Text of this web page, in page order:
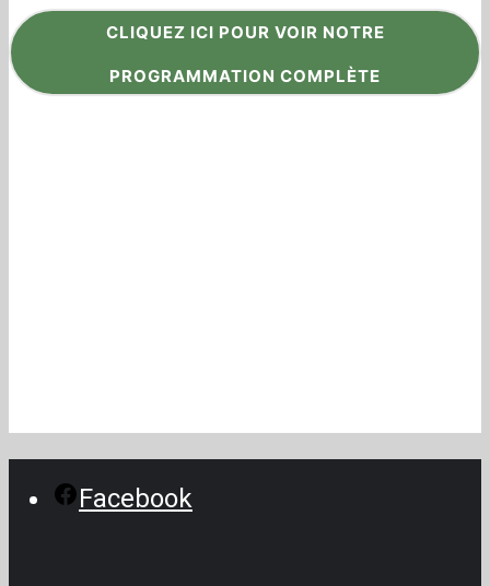
CLIQUEZ ICI POUR VOIR NOTRE
PROGRAMMATION COMPLÈTE
Facebook